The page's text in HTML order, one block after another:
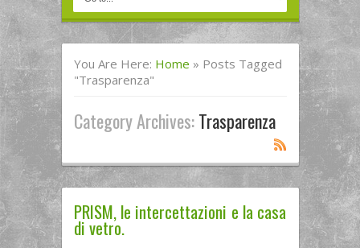
You Are Here: Home » Posts Tagged
"trasparenza"
Category Archives:Trasparenza
PRISM, le intercettazioni e la casa
di vetro.